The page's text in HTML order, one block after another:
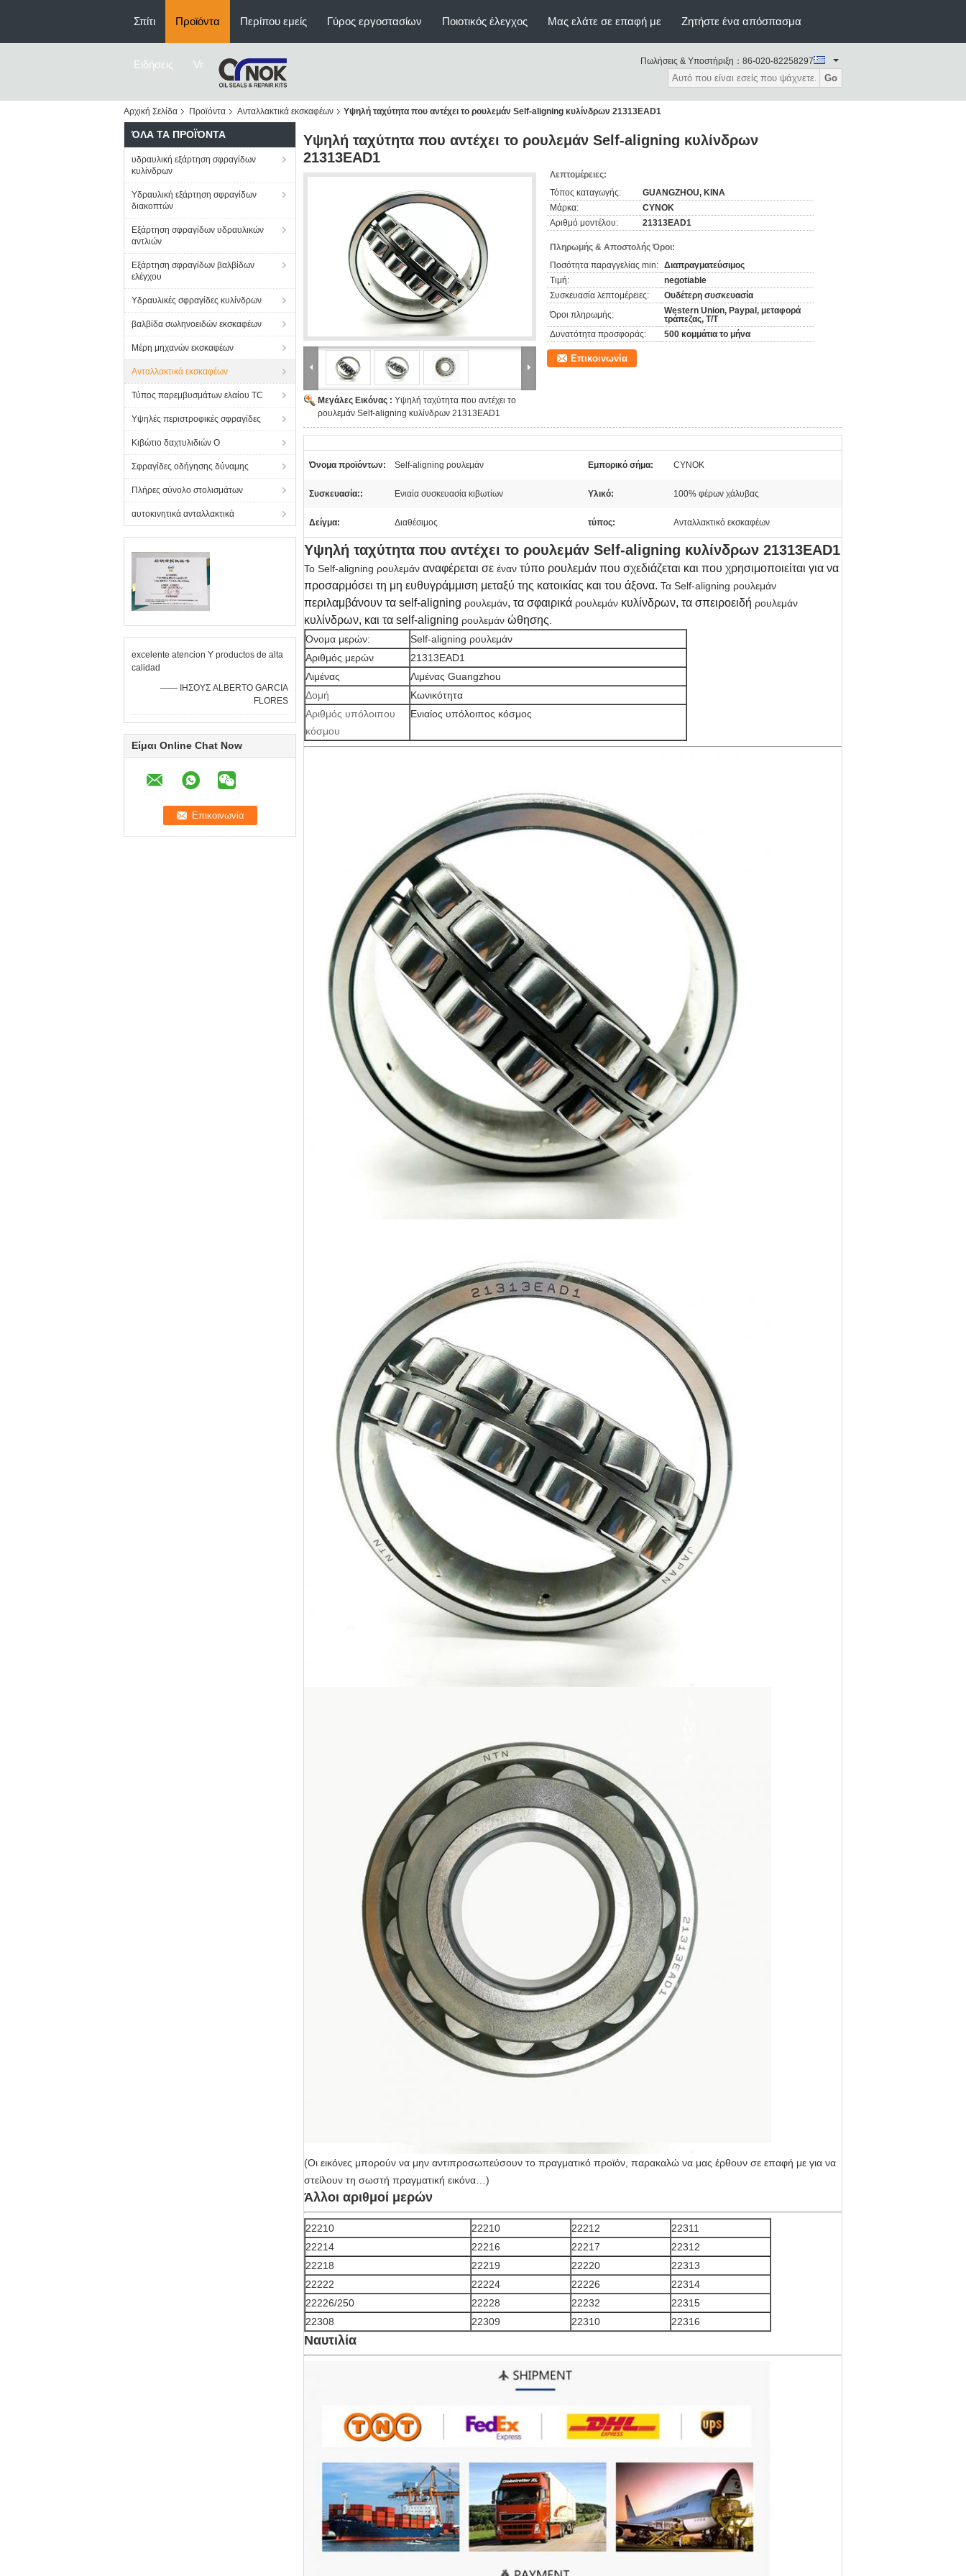
Σπίτι Προϊόντα Περίπου εμείς Γύρος εργοστασίων Ποιοτικός έλεγχος Μας ελάτε σε επαφή με Ζητήστε ένα απόσπασμα
Ειδήσεις Vr Πωλήσεις & Υποστήριξη： 86-020-82258297
Go
Αρχική Σελίδα Προϊόντα Ανταλλακτικά εκσκαφέων Υψηλή ταχύτητα που αντέχει το ρουλεμάν Self-aligning κυλίνδρων 21313EAD1
ΌΛΑ ΤΑ ΠΡΟΪΌΝΤΑ
υδραυλική εξάρτηση σφραγίδων
κυλίνδρων
Υδραυλική εξάρτηση σφραγίδων
διακοπτών
Εξάρτηση σφραγίδων υδραυλικών
αντλιών
Εξάρτηση σφραγίδων βαλβίδων
ελέγχου
Υδραυλικές σφραγίδες κυλίνδρων
βαλβίδα σωληνοειδών εκσκαφέων
Μέρη μηχανών εκσκαφέων
Ανταλλακτικά εκσκαφέων
Τύπος παρεμβυσμάτων ελαίου TC
Υψηλές περιστροφικές σφραγίδες
Κιβώτιο δαχτυλιδιών Ο
Σφραγίδες οδήγησης δύναμης
Πλήρες σύνολο στολισμάτων
αυτοκινητικά ανταλλακτικά
excelente atencion Υ productos de alta
calidad
—— ΙΗΣΟΥΣ ALBERTO GARCIA
FLORES
Είμαι Online Chat Now
Υψηλή ταχύτητα που αντέχει το ρουλεμάν Self-aligning κυλίνδρων
21313EAD1
Μεγάλες Εικόνας : Υψηλή ταχύτητα που αντέχει το
ρουλεμάν Self-aligning κυλίνδρων 21313EAD1
Λεπτομέρειες:
Τόπος καταγωγής:
GUANGZHOU, ΚΙΝΑ
Μάρκα:
CYNOK
Αριθμό μοντέλου:
21313EAD1
Πληρωμής & Αποστολής Όροι:
Ποσότητα παραγγελίας min: Διαπραγματεύσιμος
Τιμή:
negotiable
Συσκευασία λεπτομέρειες:
Ουδέτερη συσκευασία
Όροι πληρωμής:
Western Union, Paypal, μεταφορά
τράπεζας, T/T
Δυνατότητα προσφοράς:
500 κομμάτια το μήνα
Επικοινωνία
Όνομα προϊόντων: Self-aligning ρουλεμάν Εμπορικό σήμα: CYNOK
Συσκευασία:: Ενιαία συσκευασία κιβωτίων Υλικό: 100% φέρων χάλυβας
Δείγμα: Διαθέσιμος τύπος: Ανταλλακτικό εκσκαφέων
Υψηλή ταχύτητα που αντέχει το ρουλεμάν Self-aligning κυλίνδρων 21313EAD1
Το Self-aligning ρουλεμάν αναφέρεται σε έναν τύπο ρουλεμάν που σχεδιάζεται και που χρησιμοποιείται για να
προσαρμόσει τη μη ευθυγράμμιση μεταξύ της κατοικίας και του άξονα. Τα Self-aligning ρουλεμάν
περιλαμβάνουν τα self-aligning ρουλεμάν, τα σφαιρικά ρουλεμάν κυλίνδρων, τα σπειροειδή ρουλεμάν
κυλίνδρων, και τα self-aligning ρουλεμάν ώθησης
Όνομα μερών:
Self-aligning ρουλεμάν
Αριθμός μερών
21313EAD1
Λιμένας
Λιμένας Guangzhou
Δομή
Κωνικότητα
Αριθμός υπόλοιπου
κόσμου
Ενιαίος υπόλοιπος κόσμος
(Οι εικόνες μπορούν να μην αντιπροσωπεύσουν το πραγματικό προϊόν, παρακαλώ να μας έρθουν σε επαφή με για να
στείλουν τη σωστή πραγματική εικόνα…)
Άλλοι αριθμοί μερών
22210 22210 22212
22311
22214
22216 22217
22312
22218
22219 22220
22313
22222
22224 22226
22314
22226/250
22228 22232
22315
22308
22309 22310 22316
Ναυτιλία